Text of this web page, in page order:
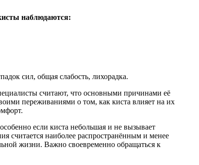
наблюдаются:
сил, общая слабость, лихорадка.
считают, что основными причинами её
переживаниями о том, как киста влияет на их
если киста небольшая и не вызывает
считается наиболее распространённым и менее
жизни. Важно своевременно обращаться к